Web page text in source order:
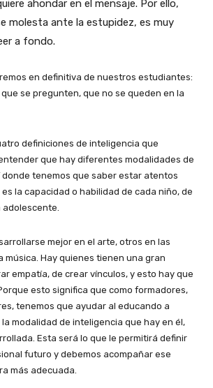
ahondar en el mensaje. Por ello,
molesta ante la estupidez, es muy
a fondo.
en definitiva de nuestros estudiantes:
se pregunten, que no se queden en la
definiciones de inteligencia que
que hay diferentes modalidades de
donde tenemos que saber estar atentos
la capacidad o habilidad de cada niño, de
mejor en el arte, otros en las
música. Hay quienes tienen una gran
empatía, de crear vínculos, y esto hay que
esto significa que como formadores,
tenemos que ayudar al educando a
modalidad de inteligencia que hay en él,
Esta será lo que le permitirá definir
futuro y debemos acompañar ese
más adecuada.